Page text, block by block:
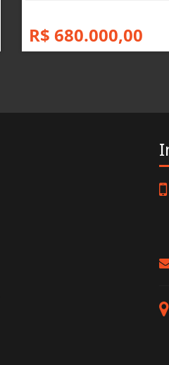
R$ 680.000,00